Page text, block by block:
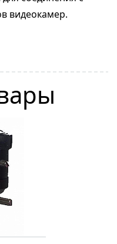
видеокамер.